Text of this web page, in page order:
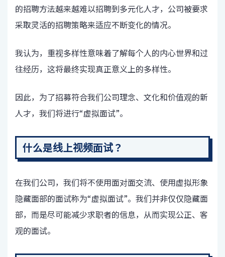
的招聘方法越来越难以招聘到多元化人才，公司被要求
采取灵活的招聘策略来适应不断变化的情况。
我认为，重视多样性意味着了解每个人的内心世界和过
往经历，这将最终实现真正意义上的多样性。
因此，为了招募符合我们公司理念、文化和价值观的新
人才，我们将进行“虚拟面试”。
什么是线上视频面试？
在我们公司，我们将不使用面对面交流、使用虚拟形象
隐藏面部的面试称为“虚拟面试”。我们并非仅仅隐藏面
部，而是尽可能减少求职者的信息，从而实现公正、客
观的面试。